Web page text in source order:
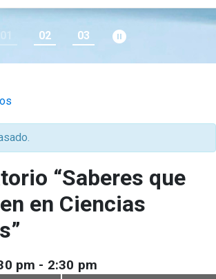
01 02 03 pause_circle_filled
“Saberes que
en Ciencias
pm - 2:30 pm